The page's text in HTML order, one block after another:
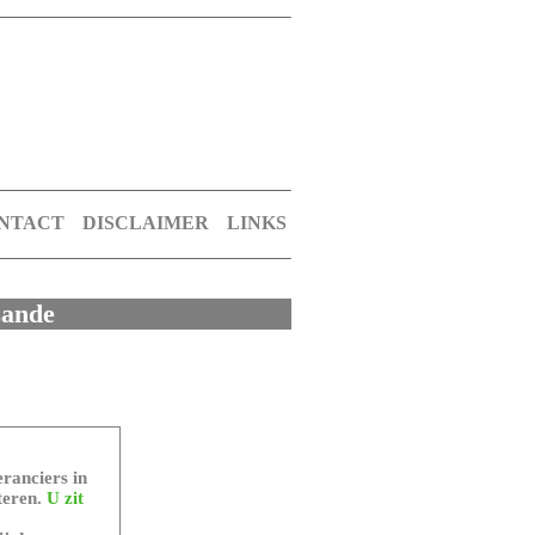
DISCLAIMER LINKS
in
U zit